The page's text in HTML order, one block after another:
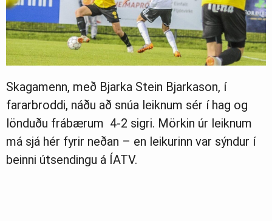
Skagamenn, með Bjarka Stein Bjarkason, í
fararbroddi, náðu að snúa leiknum sér í hag og
lönduðu frábærum 4-2 sigri. Mörkin úr leiknum
má sjá hér fyrir neðan – en leikurinn var sýndur í
beinni útsendingu á ÍATV.